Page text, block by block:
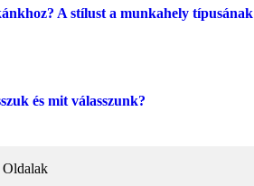
A stílust a munkahely típusának
és mit válasszunk?
Oldalak